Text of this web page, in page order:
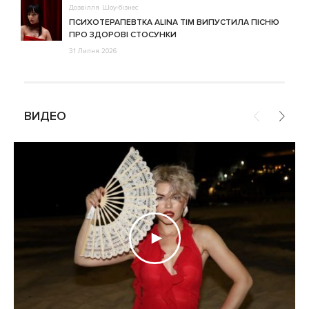
Дозвілля Шоу-бізнес
ПСИХОТЕРАПЕВТКА ALINA TIM ВИПУСТИЛА ПІСНЮ
ПРО ЗДОРОВІ СТОСУНКИ
31 Липня 2026
ВИДЕО